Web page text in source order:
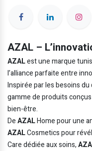
AZAL –
AZALest une marque
l’alliance parfaite entre
Inspirée par les besoins
gamme de produits
bien-être.
DeAZALHome pour une
AZALCosmetics pour
Care dédiée aux soins,